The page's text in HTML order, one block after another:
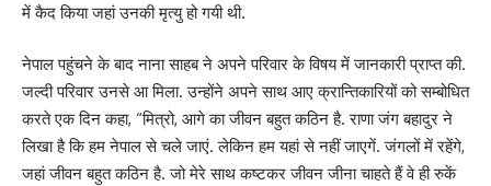
में कैद किया जहां उनकी मृत्यु हो गयी थी.
नेपाल पहुंचने के बाद नाना साहब ने अपने परिवार के विषय में जानकारी प्राप्त की.
जल्दी परिवार उनसे आ मिला. उन्होंने अपने साथ आए क्रान्तिकारियों को सम्बोधित
करते एक दिन कहा, “मित्रो, आगे का जीवन बहुत कठिन है. राणा जंग बहादुर ने
लिखा है कि हम नेपाल से चले जाएं. लेकिन हम यहां से नहीं जाएगें. जंगलों में रहेंगे,
जहां जीवन बहुत कठिन है. जो मेरे साथ कष्टकर जीवन जीना चाहते हैं वे ही रुकें